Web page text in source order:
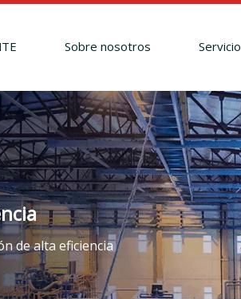
Sobre nosotros Servicio
de alta eficiencia